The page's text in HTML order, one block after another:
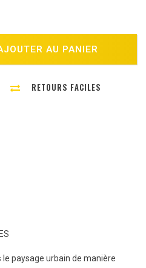
AU PANIER
RETOURS FACILES
le paysage urbain de manière